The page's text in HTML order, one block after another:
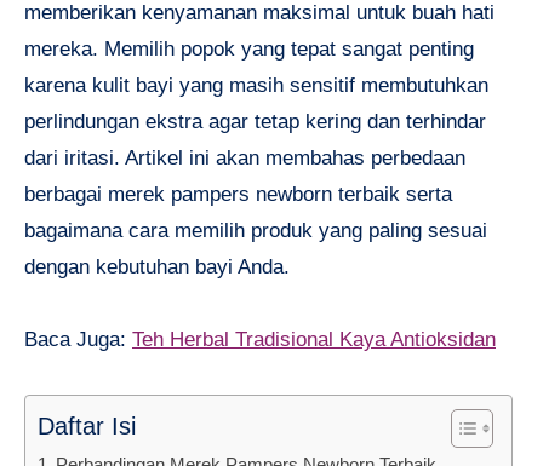
memberikan kenyamanan maksimal untuk buah hati
mereka. Memilih popok yang tepat sangat penting
karena kulit bayi yang masih sensitif membutuhkan
perlindungan ekstra agar tetap kering dan terhindar
dari iritasi. Artikel ini akan membahas perbedaan
berbagai merek pampers newborn terbaik serta
bagaimana cara memilih produk yang paling sesuai
dengan kebutuhan bayi Anda.
Baca Juga: Teh Herbal Tradisional Kaya Antioksidan
Daftar Isi